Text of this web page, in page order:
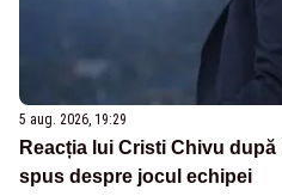
5 aug. 2026, 19:29
Reacția lui Cristi Chivu după
spus despre jocul echipei